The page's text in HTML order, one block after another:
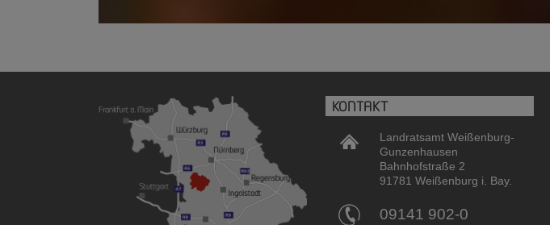
KONTAKT
Landratsamt Weißenburg-
Gunzenhausen
Bahnhofstraße 2
91781 Weißenburg i. Bay.
09141 902-0